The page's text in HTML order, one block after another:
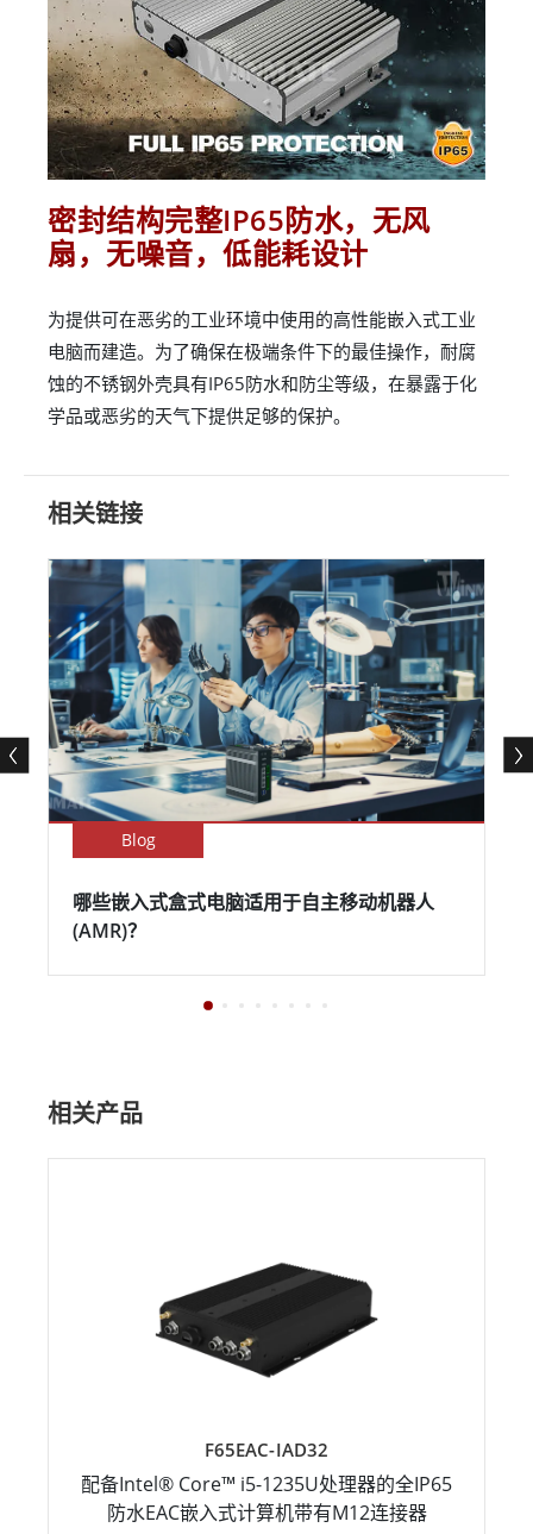
密封结构完整IP65防水，无风
扇，无噪音，低能耗设计
为提供可在恶劣的工业环境中使用的高性能嵌入式工业
电脑而建造。为了确保在极端条件下的最佳操作，耐腐
蚀的不锈钢外壳具有IP65防水和防尘等级，在暴露于化
学品或恶劣的天气下提供足够的保护。
相关链接
Blog
哪些嵌入式盒式电脑适用于自主移动机器人
(AMR)？
相关产品
F65EAC-IAD32
配备Intel® Core™ i5-1235U处理器的全IP65
防水EAC嵌入式计算机带有M12连接器